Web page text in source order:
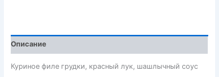
Описание
Куриное филе грудки, красный лук, шашлычный соус